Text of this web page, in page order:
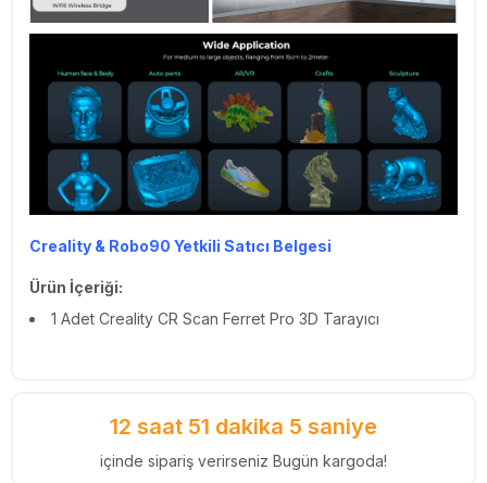
Creality & Robo90 Yetkili Satıcı Belgesi
Ürün İçeriği:
1 Adet Creality CR Scan Ferret Pro 3D Tarayıcı
12 saat 51 dakika 4 saniye
içinde sipariş verirseniz Bugün kargoda!